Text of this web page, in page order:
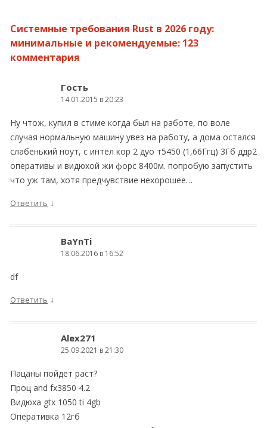
Системные требования Rust в 2026 году:
минимальные и рекомендуемые: 123
комментария
Гость
14.01.2015 в 20:23
Ну чтож, купил в стиме когда был на работе, по воле
случая нормальную машину увез на работу, а дома остался
слабенький ноут, с интел кор 2 дуо т5450 (1,66Ггц) 3Гб ддр2
оперативы и видюхой жи форс 8400м. попробую запустить
что уж там, хотя предчувствие нехорошее…
Ответить ↓
BaYnTi
18.06.2016 в 16:52
df
Ответить ↓
Alex271
25.09.2021 в 21:30
Пацаны пойдет раст?
Проц and fx3850 4.2
Видюха gtx 1050 ti 4gb
Оперативка 12гб